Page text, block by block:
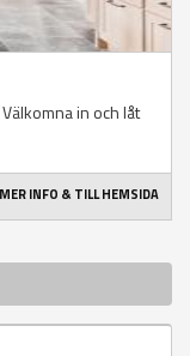
in och låt
MER INFO & TILL HEMSIDA